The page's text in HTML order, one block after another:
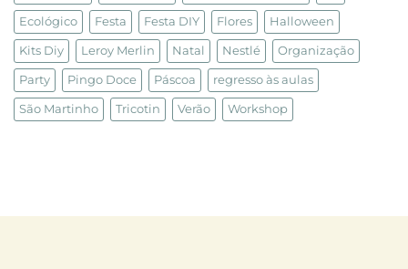
Ecológico Festa Festa DIY Flores Halloween
Kits Diy Leroy Merlin Natal Nestlé Organização
Party Pingo Doce Páscoa regresso às aulas
São Martinho Tricotin Verão Workshop